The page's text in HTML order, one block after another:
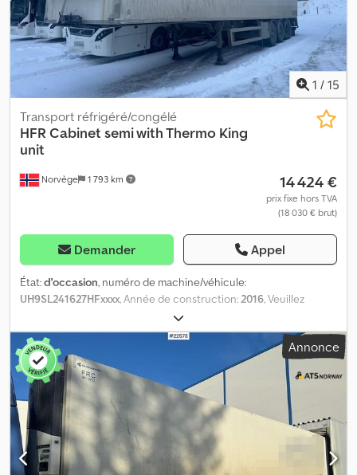
1 / 15
Norvège 1 793 km
Transport réfrigéré/congélé
HFR Cabinet semi with Thermo King
unit
14 424 €
prix fixe hors TVA
(18 030 € brut)
Demander Appel
État:d'occasion, numéro de machine/véhicule:
UH9SL241627HFxxxx, Année de construction:2016, Veuillez
mentionner le numéro de référence lors de votre demande :
22651 Spécifications : - Homologation UE jusqu'au 19/03/2027 -
Modèle 2016 - Suspension pneumatique - Pneus (voir photos) -
Longueur : 1 402 cm - Largeur : 260 cm - Empattement : 131/131 cm
- Poids à vide : 9 860 kg - Groupe frigorifique Thermo King -
Longueur intérieure : env. 1 332 cm - Hauteur intérieure : env. 268
cm Dcjdpfozqra Isx Aqljk - Coffre à outils Description : Remorque
HFR de 2016 équipée d'une unité de réfrigération Thermo King.
La remorque est utilisée chaque semaine et bénéficie d'une
homologation UE jusqu'en mars 2027. Livraison possible
Annonce